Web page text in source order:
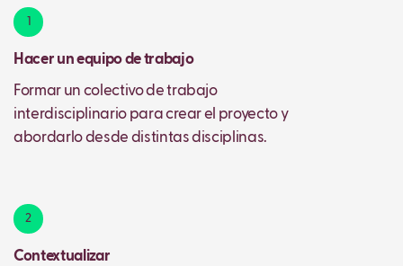
1
Hacer un equipo de trabajo
Formar un colectivo de trabajo
interdisciplinario para crear el proyecto y
abordarlo desde distintas disciplinas.
2
Contextualizar